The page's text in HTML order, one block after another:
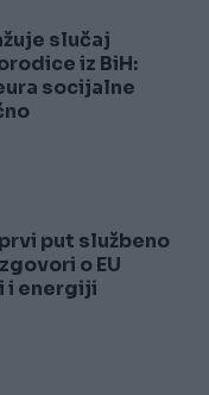
slučaj
iz BiH:
socijalne
put službeno
o EU
i energiji